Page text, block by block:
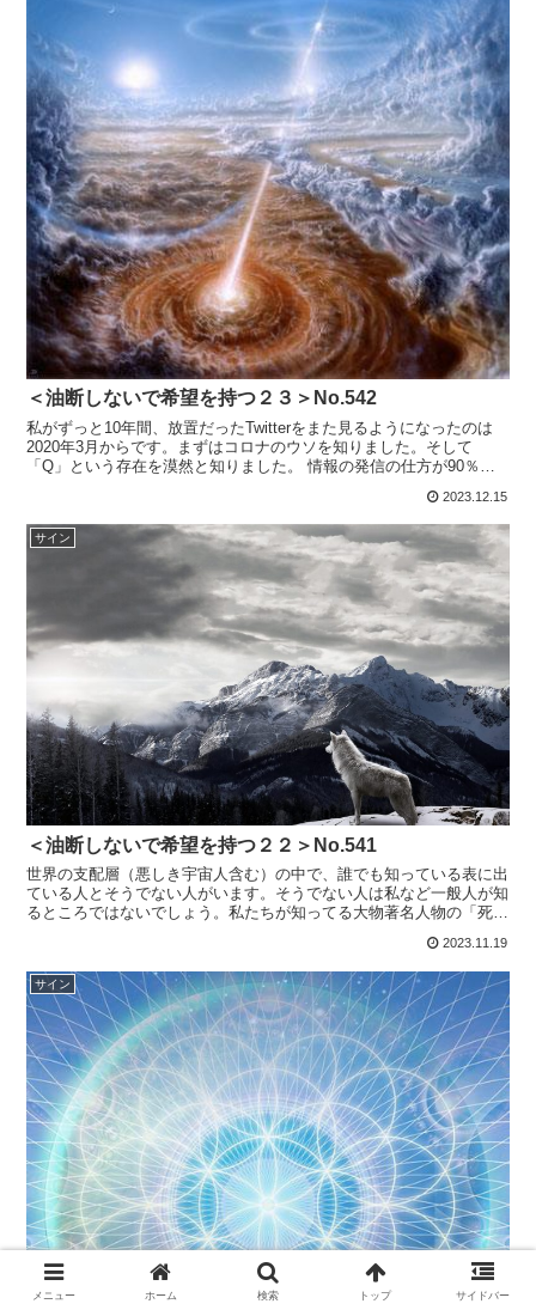
＜油断しないで希望を持つ２３＞No.542
私がずっと10年間、放置だったTwitterをまた見るようになったのは
2020年3月からです。まずはコロナのウソを知りました。そして
「Q」という存在を漠然と知りました。 情報の発信の仕方が90％の
2023.12.15
サイン
＜油断しないで希望を持つ２２＞No.541
世界の支配層（悪しき宇宙人含む）の中で、誰でも知っている表に出
ている人とそうでない人がいます。そうでない人は私など一般人が知
るところではないでしょう。私たちが知ってる大物著名人物の「死」
2023.11.19
サイン
メニュー ホーム 検索 トップ サイドバー